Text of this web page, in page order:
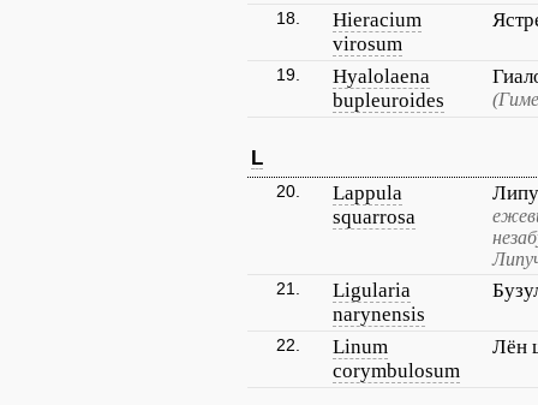
18.
Hieracium
virosum
19.
Hyalolaena
bupleuroides
L
20.
Lappula
squarrosa
21.
Ligularia
narynensis
22.
Linum
corymbulosum
Лён